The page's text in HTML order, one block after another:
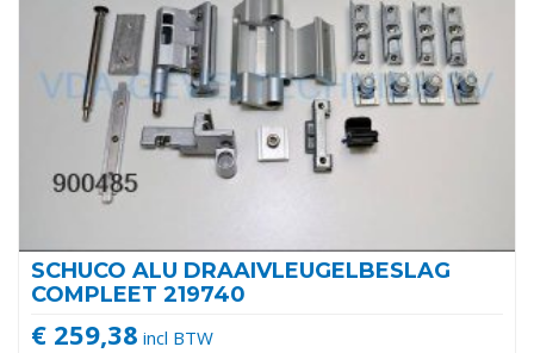
SCHUCO ALU DRAAIVLEUGELBESLAG
COMPLEET 219740
€ 259,38 incl BTW